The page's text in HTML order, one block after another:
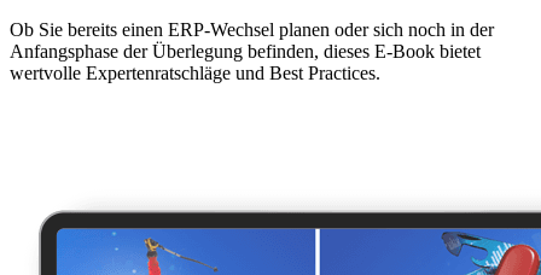
Ob Sie bereits einen ERP-Wechsel planen oder sich noch in der
Anfangsphase der Überlegung befinden, dieses E-Book bietet
wertvolle Expertenratschläge und Best Practices.